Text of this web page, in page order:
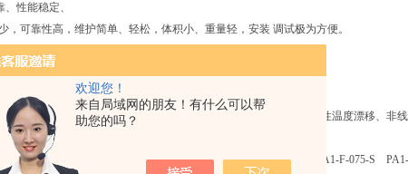
欢迎您！
来自局域网的朋友！有什么可以帮
助您的吗？
、性能稳定、
，可靠性高，维护简单、轻松，体积小、重量轻，安装 调试极为方便。
离，静电喷塑保护层，坚固耐用。
送，抗干扰能力强，传输距离远。
示表头，现场读数十分方便。可用于测量粘稠、结晶和腐蚀性介质。
进口原装传感器已用激光修正外，对整机在使用温度范围内的综合性温度漂移、非
:
S PA1-C-0125-S PA1-C-0150-S PA1-F-025-S PA1-F-050-S PA1-F-075-S